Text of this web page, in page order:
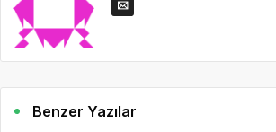
Benzer Yazılar